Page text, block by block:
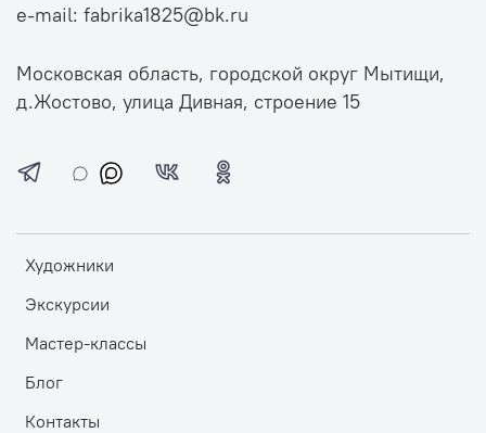
Художники
Экскурсии
Мастер-классы
Блог
Контакты
e-mail: fabrika1825@bk.ru
Московская область, городской округ Мытищи,
д.Жостово, улица Дивная, строение 15